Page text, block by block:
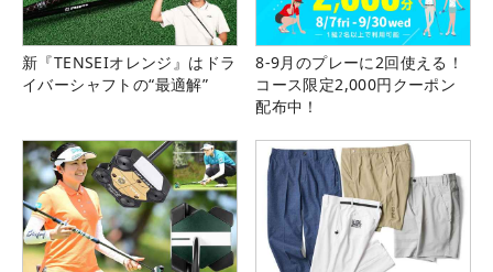
新『TENSEIオレンジ』はドラ
イバーシャフトの“最適解”
8-9月のプレーに2回使える！
コース限定2,000円クーポン
配布中！